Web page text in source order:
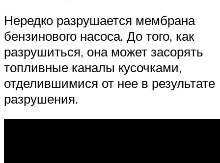
Нередко разрушается мембрана
бензинового насоса. До того, как
разрушиться, она может засорять
топливные каналы кусочками,
отделившимися от нее в результате
разрушения.